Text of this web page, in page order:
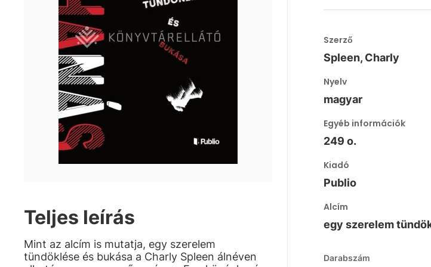
Teljes leírás
Mint az alcím is mutatja, egy szerelem
tündöklése és bukása a Charly Spleen álnéven
Szerző
Spleen, Charly
Nyelv
magyar
Egyéb információk
249 o.
Kiadó
Publio
Alcím
egy szerelem
Darabszám